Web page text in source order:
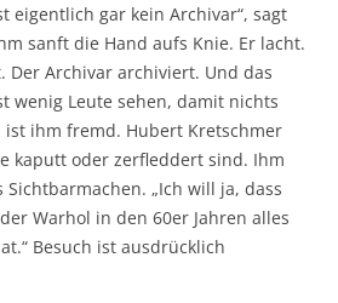
eigentlich gar kein Archivar“, sagt
sanft die Hand aufs Knie. Er lacht.
Der Archivar archiviert. Und das
wenig Leute sehen, damit nichts
ist ihm fremd. Hubert Kretschmer
kaputt oder zerfleddert sind. Ihm
„Ich will ja, dass
Warhol in den 60er Jahren alles
Besuch ist ausdrücklich